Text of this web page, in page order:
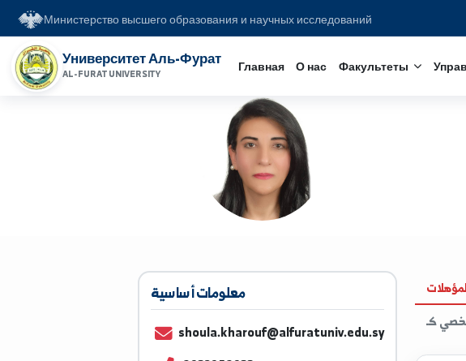
Министерство высшего образования и научных исследований
Университет Аль-Фурат
AL-FURAT UNIVERSITY Главная О нас Факультеты
معلومات أساسية